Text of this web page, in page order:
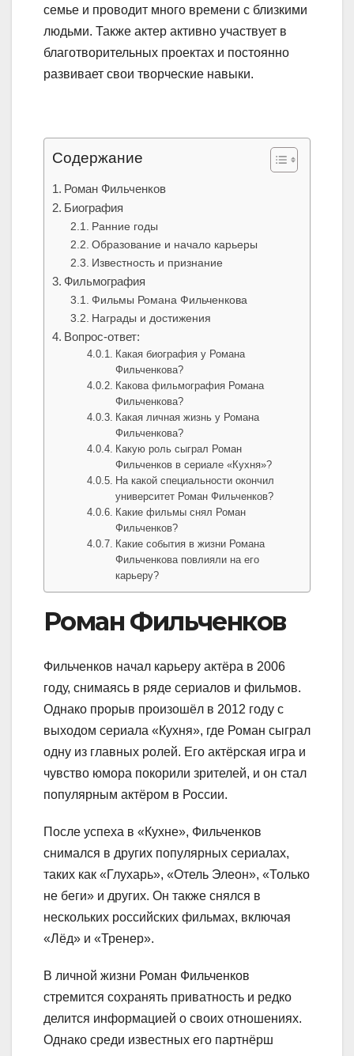
семье и проводит много времени с близкими
людьми. Также актер активно участвует в
благотворительных проектах и постоянно
развивает свои творческие навыки.
Содержание
Роман Фильченков
Биография
Ранние годы
Образование и начало карьеры
Известность и признание
Фильмография
Фильмы Романа Фильченкова
Награды и достижения
Вопрос-ответ:
Какая биография у Романа
Фильченкова?
Какова фильмография Романа
Фильченкова?
Какая личная жизнь у Романа
Фильченкова?
Какую роль сыграл Роман
Фильченков в сериале «Кухня»?
На какой специальности окончил
университет Роман Фильченков?
Какие фильмы снял Роман
Фильченков?
Какие события в жизни Романа
Фильченкова повлияли на его
карьеру?
Роман Фильченков
Фильченков начал карьеру актёра в 2006
году, снимаясь в ряде сериалов и фильмов.
Однако прорыв произошёл в 2012 году с
выходом сериала «Кухня», где Роман сыграл
одну из главных ролей. Его актёрская игра и
чувство юмора покорили зрителей, и он стал
популярным актёром в России.
После успеха в «Кухне», Фильченков
снимался в других популярных сериалах,
таких как «Глухарь», «Отель Элеон», «Только
не беги» и других. Он также снялся в
нескольких российских фильмах, включая
«Лёд» и «Тренер».
В личной жизни Роман Фильченков
стремится сохранять приватность и редко
делится информацией о своих отношениях.
Однако среди известных его партнёрш